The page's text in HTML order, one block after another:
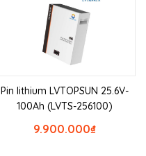
Pin lithium LVTOPSUN 25.6V-
100Ah (LVTS-256100)
₫
9.900.000